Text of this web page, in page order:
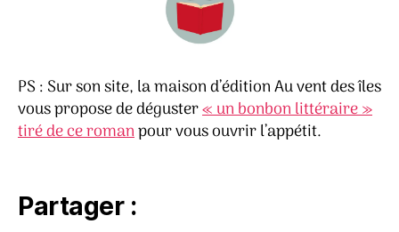
PS : Sur son site, la maison d’édition Au vent des îles
vous propose de déguster« un bonbon littéraire »
tiré de ce romanpour vous ouvrir l’appétit.
Partager :